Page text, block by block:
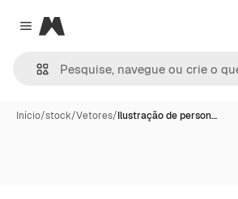
Close menu
Magnific
Início/stock/Vetores/Ilustração de person…